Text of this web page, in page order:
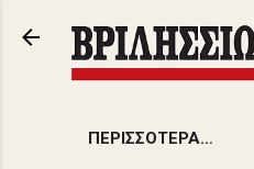
Μετάβαση στο
ΠΕΡΙΣΣΌΤΕΡΑ…